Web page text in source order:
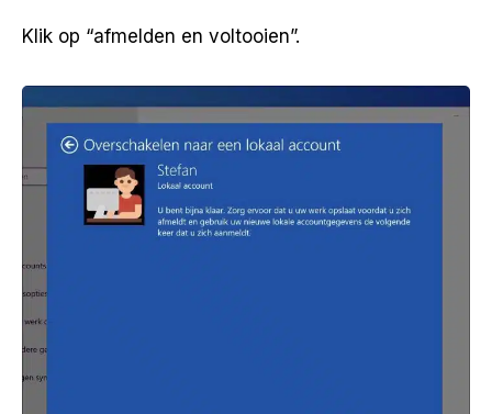
Klik op “afmelden en voltooien”.